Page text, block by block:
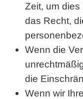
Zeit, um
das Recht,
Wenn die
die
Wenn wir